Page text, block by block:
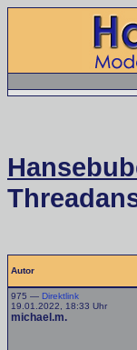
Autor
975 — Direktlink
19.01.2022, 18:33 Uhr
michael.m.